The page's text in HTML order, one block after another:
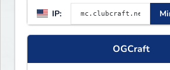
modes, including
Lifesteal, FFA BoxPVP,
IP:
OGCraft